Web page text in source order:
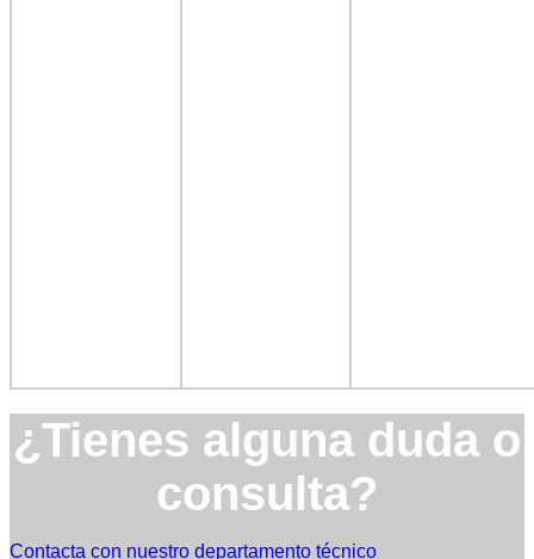
¿Tienes alguna duda o
consulta?
Contacta con nuestro departamento técnico